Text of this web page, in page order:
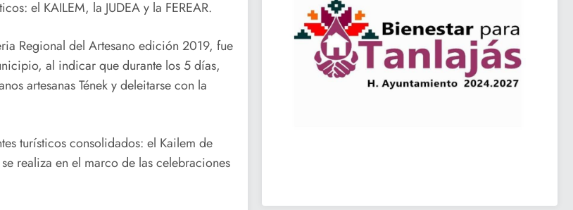
el KAILEM, la JUDEA y la FEREAR.
Regional del Artesano edición 2019, fue
al indicar que durante los 5 días,
artesanas Tének y deleitarse con la
turísticos consolidados: el Kailem de
realiza en el marco de las celebraciones